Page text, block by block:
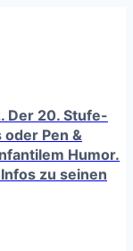
Der 20. Stufe-
Pen &
Humor.
zu seinen